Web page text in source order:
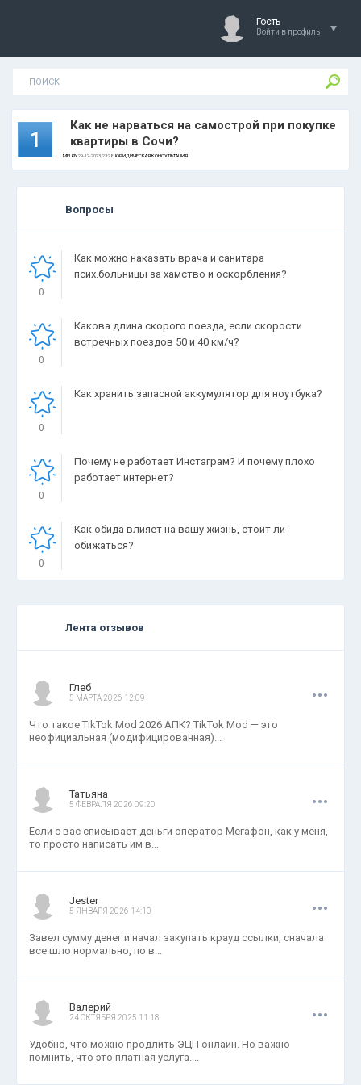
Гость
Войти в профиль
1
Как не нарваться на самострой при покупке
квартиры в Сочи?
MELKIY29-12-2023, 23:28 |ЮРИДИЧЕСКАЯ КОНСУЛЬТАЦИЯ
Вопросы
0
Как можно наказать врача и санитара
псих.больницы за хамство и оскорбления?
0
Какова длина скорого поезда, если скорости
встречных поездов 50 и 40 км/ч?
0
Как хранить запасной аккумулятор для ноутбука?
0
Почему не работает Инстаграм? И почему плохо
работает интернет?
0
Как обида влияет на вашу жизнь, стоит ли
обижаться?
Лента отзывов
Глеб
5 МАРТА 2026 12:09 ...
Что такое TikTok Mod 2026 АПК? TikTok Mod — это
неофициальная (модифицированная)...
Татьяна
5 ФЕВРАЛЯ 2026 09:20 ...
Если с вас списывает деньги оператор Мегафон, как у меня,
то просто написать им в...
Jester
5 ЯНВАРЯ 2026 14:10 ...
Завел сумму денег и начал закупать крауд ссылки, сначала
все шло нормально, по в...
Валерий
24 ОКТЯБРЯ 2025 11:18 ...
Удобно, что можно продлить ЭЦП онлайн. Но важно
помнить, что это платная услуга....